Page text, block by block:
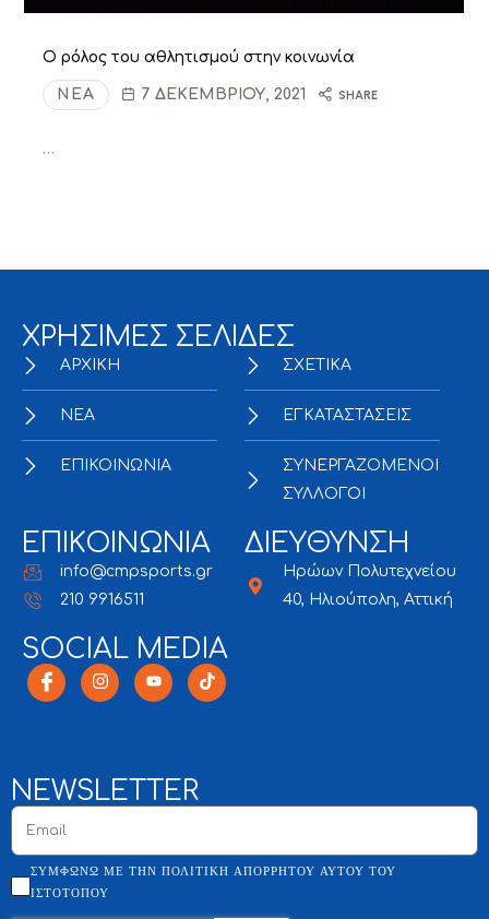
Ο ρόλος του αθλητισμού στην κοινωνία
ΝΈΑ 7 ΔΕΚΕΜΒΡΊΟΥ, 2021 SHARE
…
ΧΡΗΣΙΜΕΣ ΣΕΛΙΔΕΣ
ΑΡΧΙΚΗ
NEA
ΕΠΙΚΟΙΝΩΝΙΑ
ΣΧΕΤΙΚΑ
ΕΓΚΑΤΑΣΤΑΣΕΙΣ
ΣΥΝΕΡΓΑΖΟΜΕΝΟΙ
ΣΥΛΛΟΓΟΙ
ΕΠΙΚΟΙΝΩΝΙΑ
info@cmpsports.gr
210 9916511
ΔΙΕΥΘΥΝΣΗ
Ηρώων Πολυτεχνείου
40, Ηλιούπολη, Αττική
SOCIAL MEDIA
NEWSLETTER
ΣΥΜΦΩΝΏ ΜΕ ΤΗΝ ΠΟΛΙΤΙΚΉ ΑΠΟΡΡΉΤΟΥ ΑΥΤΟΎ ΤΟΥ
ΙΣΤΌΤΟΠΟΥ